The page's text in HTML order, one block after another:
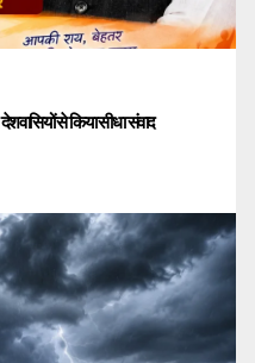
से किया सीधा संवाद